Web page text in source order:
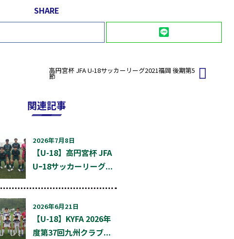
SHARE
LINE
高円宮杯 JFA U-18サッカーリーグ2021福岡 後期第5
節
関連記事
2026年7月8日
【U-18】高円宮杯 JFA
Uｰ18サッカーリーグ...
2026年6月21日
【U-18】KYFA 2026年
度第37回九州クラブ...